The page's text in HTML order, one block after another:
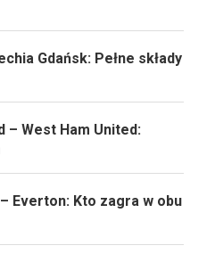
Gdańsk: Pełne składy
– West Ham United:
Everton: Kto zagra w obu